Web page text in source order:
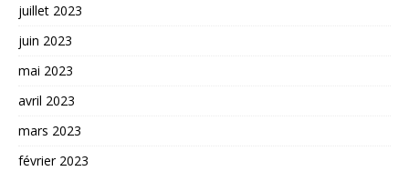
juillet 2023
juin 2023
mai 2023
avril 2023
mars 2023
février 2023